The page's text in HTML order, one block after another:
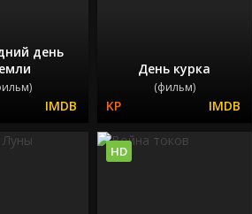
день
День курка
(фильм)
HD